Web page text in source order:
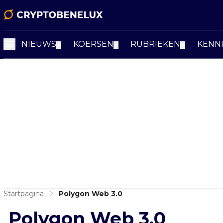
NIEUWS KOERSEN RUBRIEKEN
Startpagina Polygon Web 3.0
Polygon Web 3.0